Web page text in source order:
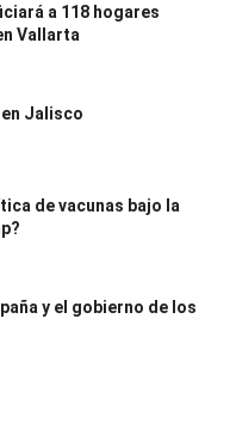
a 118 hogares
Vallarta
Jalisco
de vacunas bajo la
y el gobierno de los